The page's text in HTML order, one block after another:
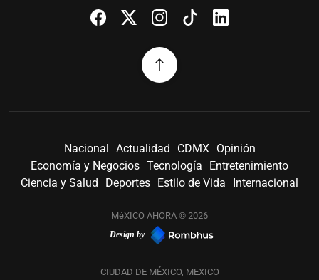
Nacional Actualidad CDMX
Opinión
Economía y Negocios Tecnología
Entretenimiento
Ciencia y Salud
Deportes Estilo de Vida Internacional
MéXICO AHORA © 2026
Design by
CIUDAD DE MÉXICO, MEXICO